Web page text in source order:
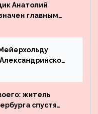
Анатолий
главным
житель
спустя